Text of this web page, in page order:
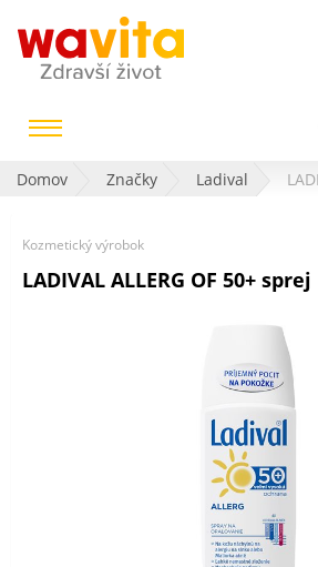
Domov Značky Ladival
Kozmetický výrobok
LADIVAL ALLERG OF 50+ sprej